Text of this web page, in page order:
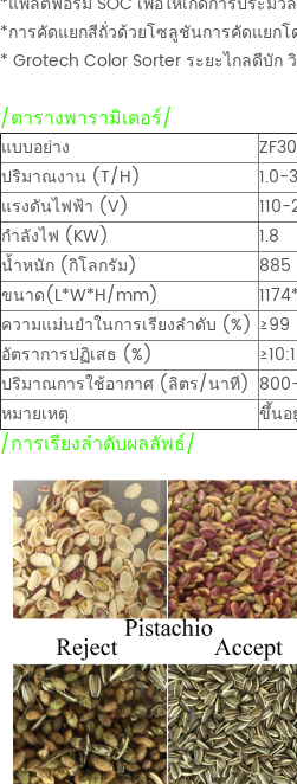
*การคัดแยกสีถั่วด้วยโซลูชันการคัดแยก
* Grotech Color Sorter ระยะไกลดีบัก
/ตารางพารามิเตอร์/
แบบอย่าง
ปริมาณงาน (T/H)
1.0-
แรงดันไฟฟ้า (V)
กำลังไฟ (KW)
1.8
น้ำหนัก (กิโลกรัม)
885
ขนาด(L*W*H/mm)
ความแม่นยำในการเรียงลำดับ (%) ≥99
อัตราการปฏิเสธ (%)
≥10:1
ปริมาณการใช้อากาศ (ลิตร/นาที)
หมายเหตุ
ขึ้นอ
/การเรียงลำดับผลลัพธ์/